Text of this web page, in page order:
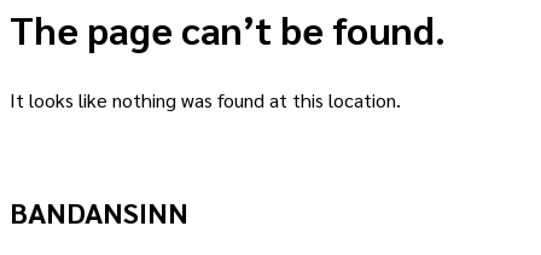
The page can’t be found.
It looks like nothing was found at this location.
BANDANSINN